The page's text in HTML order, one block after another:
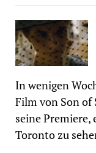
In wenigen
Film von Son of
seine Premiere,
Toronto zu